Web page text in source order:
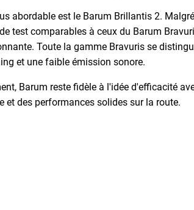
abordable est le Barum Brillantis 2.
test comparables à ceux du Barum
Toute la gamme Bravuris se
et une faible émission sonore.
Barum reste fidèle à l'idée d'efficacité
et des performances solides sur la route.